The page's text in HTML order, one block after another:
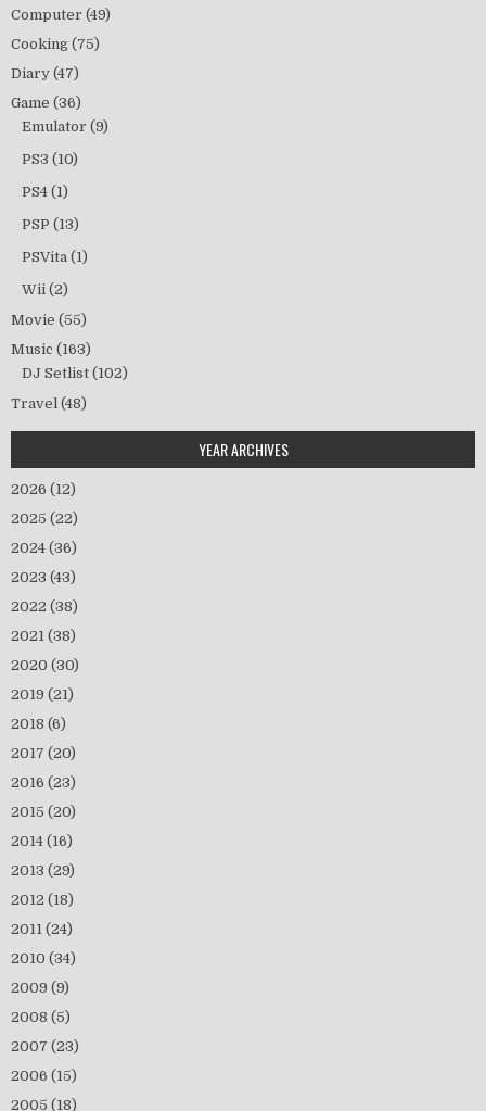
Computer (49)
Cooking (75)
Diary (47)
Game (36)
Emulator (9)
PS3 (10)
PS4 (1)
PSP (13)
PSVita (1)
Wii (2)
Movie (55)
Music (163)
DJ Setlist (102)
Travel (48)
YEAR ARCHIVES
2026 (12)
2025 (22)
2024 (36)
2023 (43)
2022 (38)
2021 (38)
2020 (30)
2019 (21)
2018 (6)
2017 (20)
2016 (23)
2015 (20)
2014 (16)
2013 (29)
2012 (18)
2011 (24)
2010 (34)
2009 (9)
2008 (5)
2007 (23)
2006 (15)
2005 (18)